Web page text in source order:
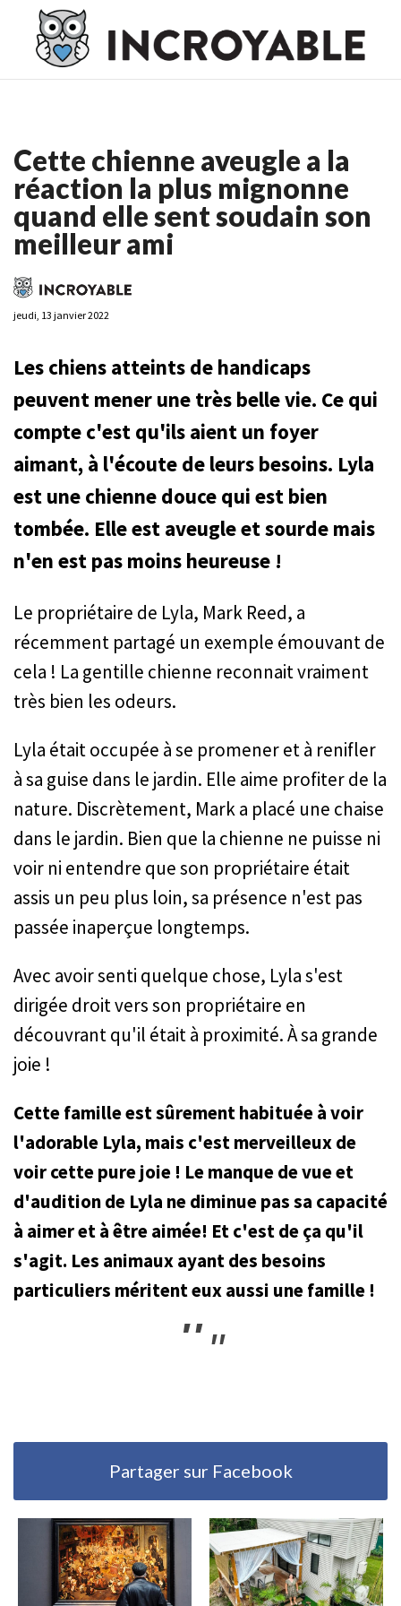
Casino En Ligne France
Casino En Ligne France
Ligne
Cette chienne aveugle a la
réaction la plus mignonne
quand elle sent soudain son
meilleur ami
jeudi, 13 janvier 2022
Les chiens atteints de handicaps
peuvent mener une très belle vie. Ce qui
compte c'est qu'ils aient un foyer
aimant, à l'écoute de leurs besoins. Lyla
est une chienne douce qui est bien
tombée. Elle est aveugle et sourde mais
n'en est pas moins heureuse !
Le propriétaire de Lyla, Mark Reed, a
récemment partagé un exemple émouvant de
cela ! La gentille chienne reconnait vraiment
très bien les odeurs.
Lyla était occupée à se promener et à renifler
à sa guise dans le jardin. Elle aime profiter de la
nature. Discrètement, Mark a placé une chaise
dans le jardin. Bien que la chienne ne puisse ni
voir ni entendre que son propriétaire était
assis un peu plus loin, sa présence n'est pas
passée inaperçue longtemps.
Avec avoir senti quelque chose, Lyla s'est
dirigée droit vers son propriétaire en
découvrant qu'il était à proximité. À sa grande
joie !
Cette famille est sûrement habituée à voir
l'adorable Lyla, mais c'est merveilleux de
voir cette pure joie ! Le manque de vue et
d'audition de Lyla ne diminue pas sa capacité
à aimer et à être aimée! Et c'est de ça qu'il
s'agit. Les animaux ayant des besoins
particuliers méritent eux aussi une famille !
Partager sur Facebook